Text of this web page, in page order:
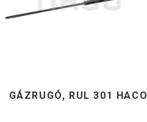
GÁZRUGÓ, RUL 301 HACO